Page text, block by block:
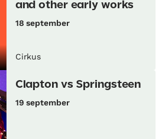
and other early works
18 september
Cirkus
Clapton vs Springsteen
19 september